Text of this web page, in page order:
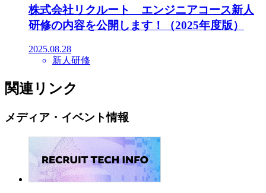
株式会社リクルート エンジニアコース新人
研修の内容を公開します！（2025年度版）
2025.08.28
新人研修
関連リンク
メディア・イベント情報